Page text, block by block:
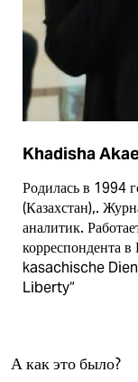
Khadisha
Родилась в 1994
(Казахстан),.
аналитик.
корреспондента
kasachische
Liberty“
А как это было?